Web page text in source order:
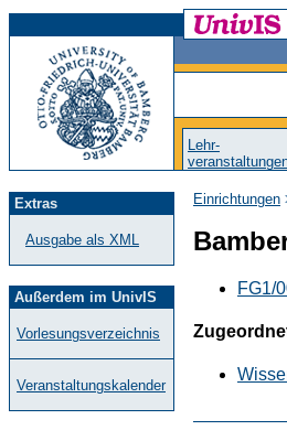
Lehr-
Extras
Ausgabe als XML
Außerdem im UnivIS
Vorlesungsverzeichnis
Veranstaltungskalender
Einrichtungen
FG1/